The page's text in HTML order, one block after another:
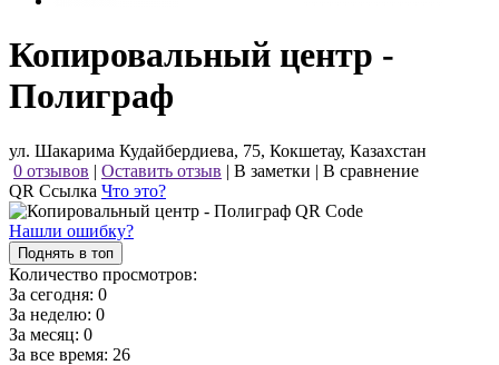
Копировальный центр -
Полиграф
ул. Шакарима Кудайбердиева, 75, Кокшетау, Казахстан
0 отзывов | Оставить отзыв | В заметки | В сравнение
QR Ссылка Что это?
Нашли ошибку?
Поднять в топ
Количество просмотров:
За сегодня: 0
За неделю: 0
За месяц: 0
За все время: 26